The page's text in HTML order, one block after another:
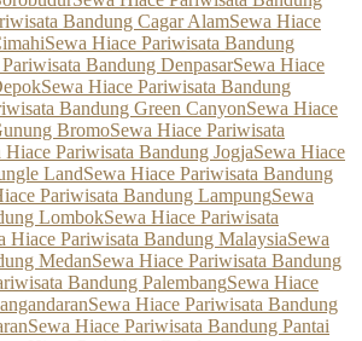
Bandung Cagar AlamSewa Hiace
Sewa Hiace Pariwisata Bandung
Bandung DenpasarSewa Hiace
Sewa Hiace Pariwisata Bandung
Bandung Green CanyonSewa Hiace
BromoSewa Hiace Pariwisata
Hiace Pariwisata Bandung JogjaSewa Hiace
LandSewa Hiace Pariwisata Bandung
Pariwisata Bandung LampungSewa
LombokSewa Hiace Pariwisata
Hiace Pariwisata Bandung MalaysiaSewa
MedanSewa Hiace Pariwisata Bandung
Bandung PalembangSewa Hiace
Sewa Hiace Pariwisata Bandung
Sewa Hiace Pariwisata Bandung Pantai